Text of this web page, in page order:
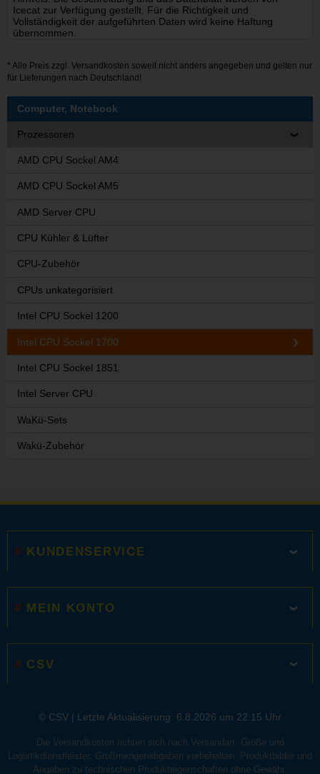
Icecat zur Verfügung gestellt. Für die Richtigkeit und
Vollständigkeit der aufgeführten Daten wird keine Haftung
übernommen.
* Alle Preis zzgl. Versandkosten soweit nicht anders angegeben und gelten nur
für Lieferungen nach Deutschland!
Computer, Notebook
Prozessoren
AMD CPU Sockel AM4
AMD CPU Sockel AM5
AMD Server CPU
CPU Kühler & Lüfter
CPU-Zubehör
CPUs unkategorisiert
Intel CPU Sockel 1200
Intel CPU Sockel 1700
Intel CPU Sockel 1851
Intel Server CPU
WaKü-Sets
Wakü-Zubehör
KUNDENSERVICE
MEIN KONTO
CSV
© CSV | Letzte Aktualisierung: 6.8.2026 um 22:15 Uhr
Die Versandkosten richten sich nach Versandart, Größe und
Logistikdienstleister. Großmengenabgaben vorbehalten. Produktbilder und
Angaben zu technischen Produkteigenschaften ohne Gewähr.